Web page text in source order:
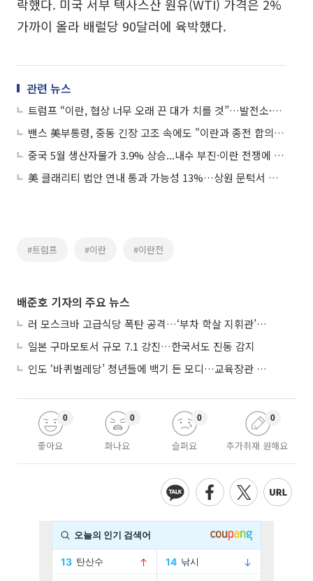
락했다. 미국 서부 텍사스산 원유(WTI) 가격은 2%
가까이 올라 배럴당 90달러에 육박했다.
관련 뉴스
트럼프 “이란, 협상 너무 오래 끈 대가 치를 것”…발전소·교량 추가 공습 경고
밴스 美부통령, 중동 긴장 고조 속에도 "이란과 종전 합의 매우 근접"
중국 5월 생산자물가 3.9% 상승...내수 부진·이란 전쟁에 기업 수익성 타격
美 클래리티 법안 연내 통과 가능성 13%…상원 문턱서 제동
#트럼프 #이란 #이란전
배준호 기자의 주요 뉴스
러 모스크바 고급식당 폭탄 공격…‘부차 학살 지휘관’ 노렸나
일본 구마모토서 규모 7.1 강진…한국서도 진동 감지
인도 ‘바퀴벌레당’ 청년들에 백기 든 모디…교육장관 사퇴
좋아요
0
화나요
0
슬퍼요
0
추가취재 원해요
0